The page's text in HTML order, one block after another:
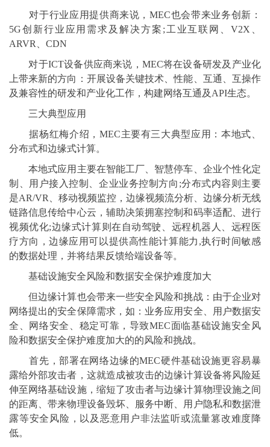
对于行业应用提供商来说，MEC也会带来业务创新：
5G创新行业应用需求及解决方案;工业互联网、V2X、
ARVR、CDN
对于ICT设备供应商来说，MEC将在设备研发及产业化
上带来新的方向：开展设备关键技术、性能、互通、互操作
及兼容性的研发和产业化工作，构建网络互通及API生态。
三大典型应用
据杨红梅介绍，MEC主要有三大典型应用：本地式、
分布式和边缘式计算。
本地式应用主要在智能工厂、智慧停车、企业个性化定
制、用户接入控制、企业业务控制方向;分布式内容则主要
是AR/VR、移动视频监控，边缘视频流分析、边缘分析无线
链路信息传给中心云，辅助决策拥塞控制和码率适配、进行
视频优化;边缘式计算则在自动驾驶、远程机器人、远程医
疗方向，边缘应用可以提供高性能计算能力,执行时间敏感
的数据处理，并将结果反馈给端设备等。
基础设施安全风险和数据安全保护难度加大
但边缘计算也会带来一些安全风险和挑战：由于企业对
网络提出的安全保障需求，如：业务应用安全、用户数据安
全、网络安全、稳定可靠，导致MEC面临基础设施安全风
险和数据安全保护难度加大的的风险和挑战。
首先，部署在网络边缘的MEC硬件基础设施更容易暴
露给外部攻击者，这就造成被攻击的边缘计算设备将风险延
伸至网络基础设施，缩短了攻击者与边缘计算物理设施之间
的距离、带来物理设备毁坏、服务中断、用户隐私和数据泄
露等安全风险，以及恶意用户非法监听或流量篡改难度降
低。